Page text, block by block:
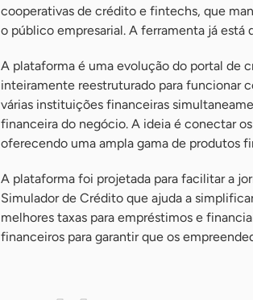
cooperativas de crédito e fintechs, que
o público empresarial. A ferramenta já
A plataforma é uma evolução do portal de
inteiramente reestruturado para funcionar
várias instituições financeiras
financeira do negócio. A ideia é conectar
oferecendo uma ampla gama de produtos
A plataforma foi projetada para facilitar a
Simulador de Crédito que ajuda a
melhores taxas para empréstimos e
financeiros para garantir que os